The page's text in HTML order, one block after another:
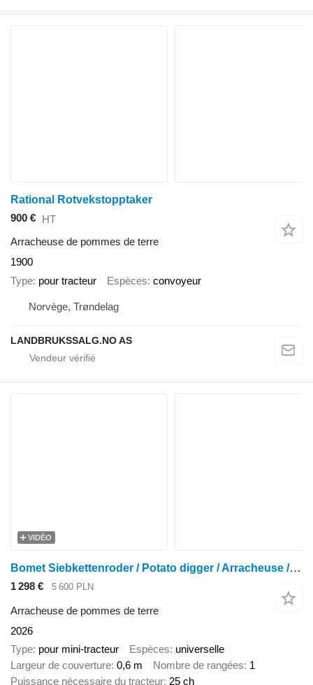
Rational Rotvekstopptaker
900 € HT
Arracheuse de pommes de terre
1900
Type pour tracteur Espèces convoyeur
Norvège, Trøndelag
LANDBRUKSSALG.NO AS
VIDÉO
Bomet Siebkettenroder / Potato digger / Arracheuse / Scavapatate Upus
1 298 € 5 600 PLN
Arracheuse de pommes de terre
2026
Type pour mini-tracteur Espèces universelle
Largeur de couverture 0,6 m Nombre de rangées 1
Puissance nécessaire du tracteur 25 ch